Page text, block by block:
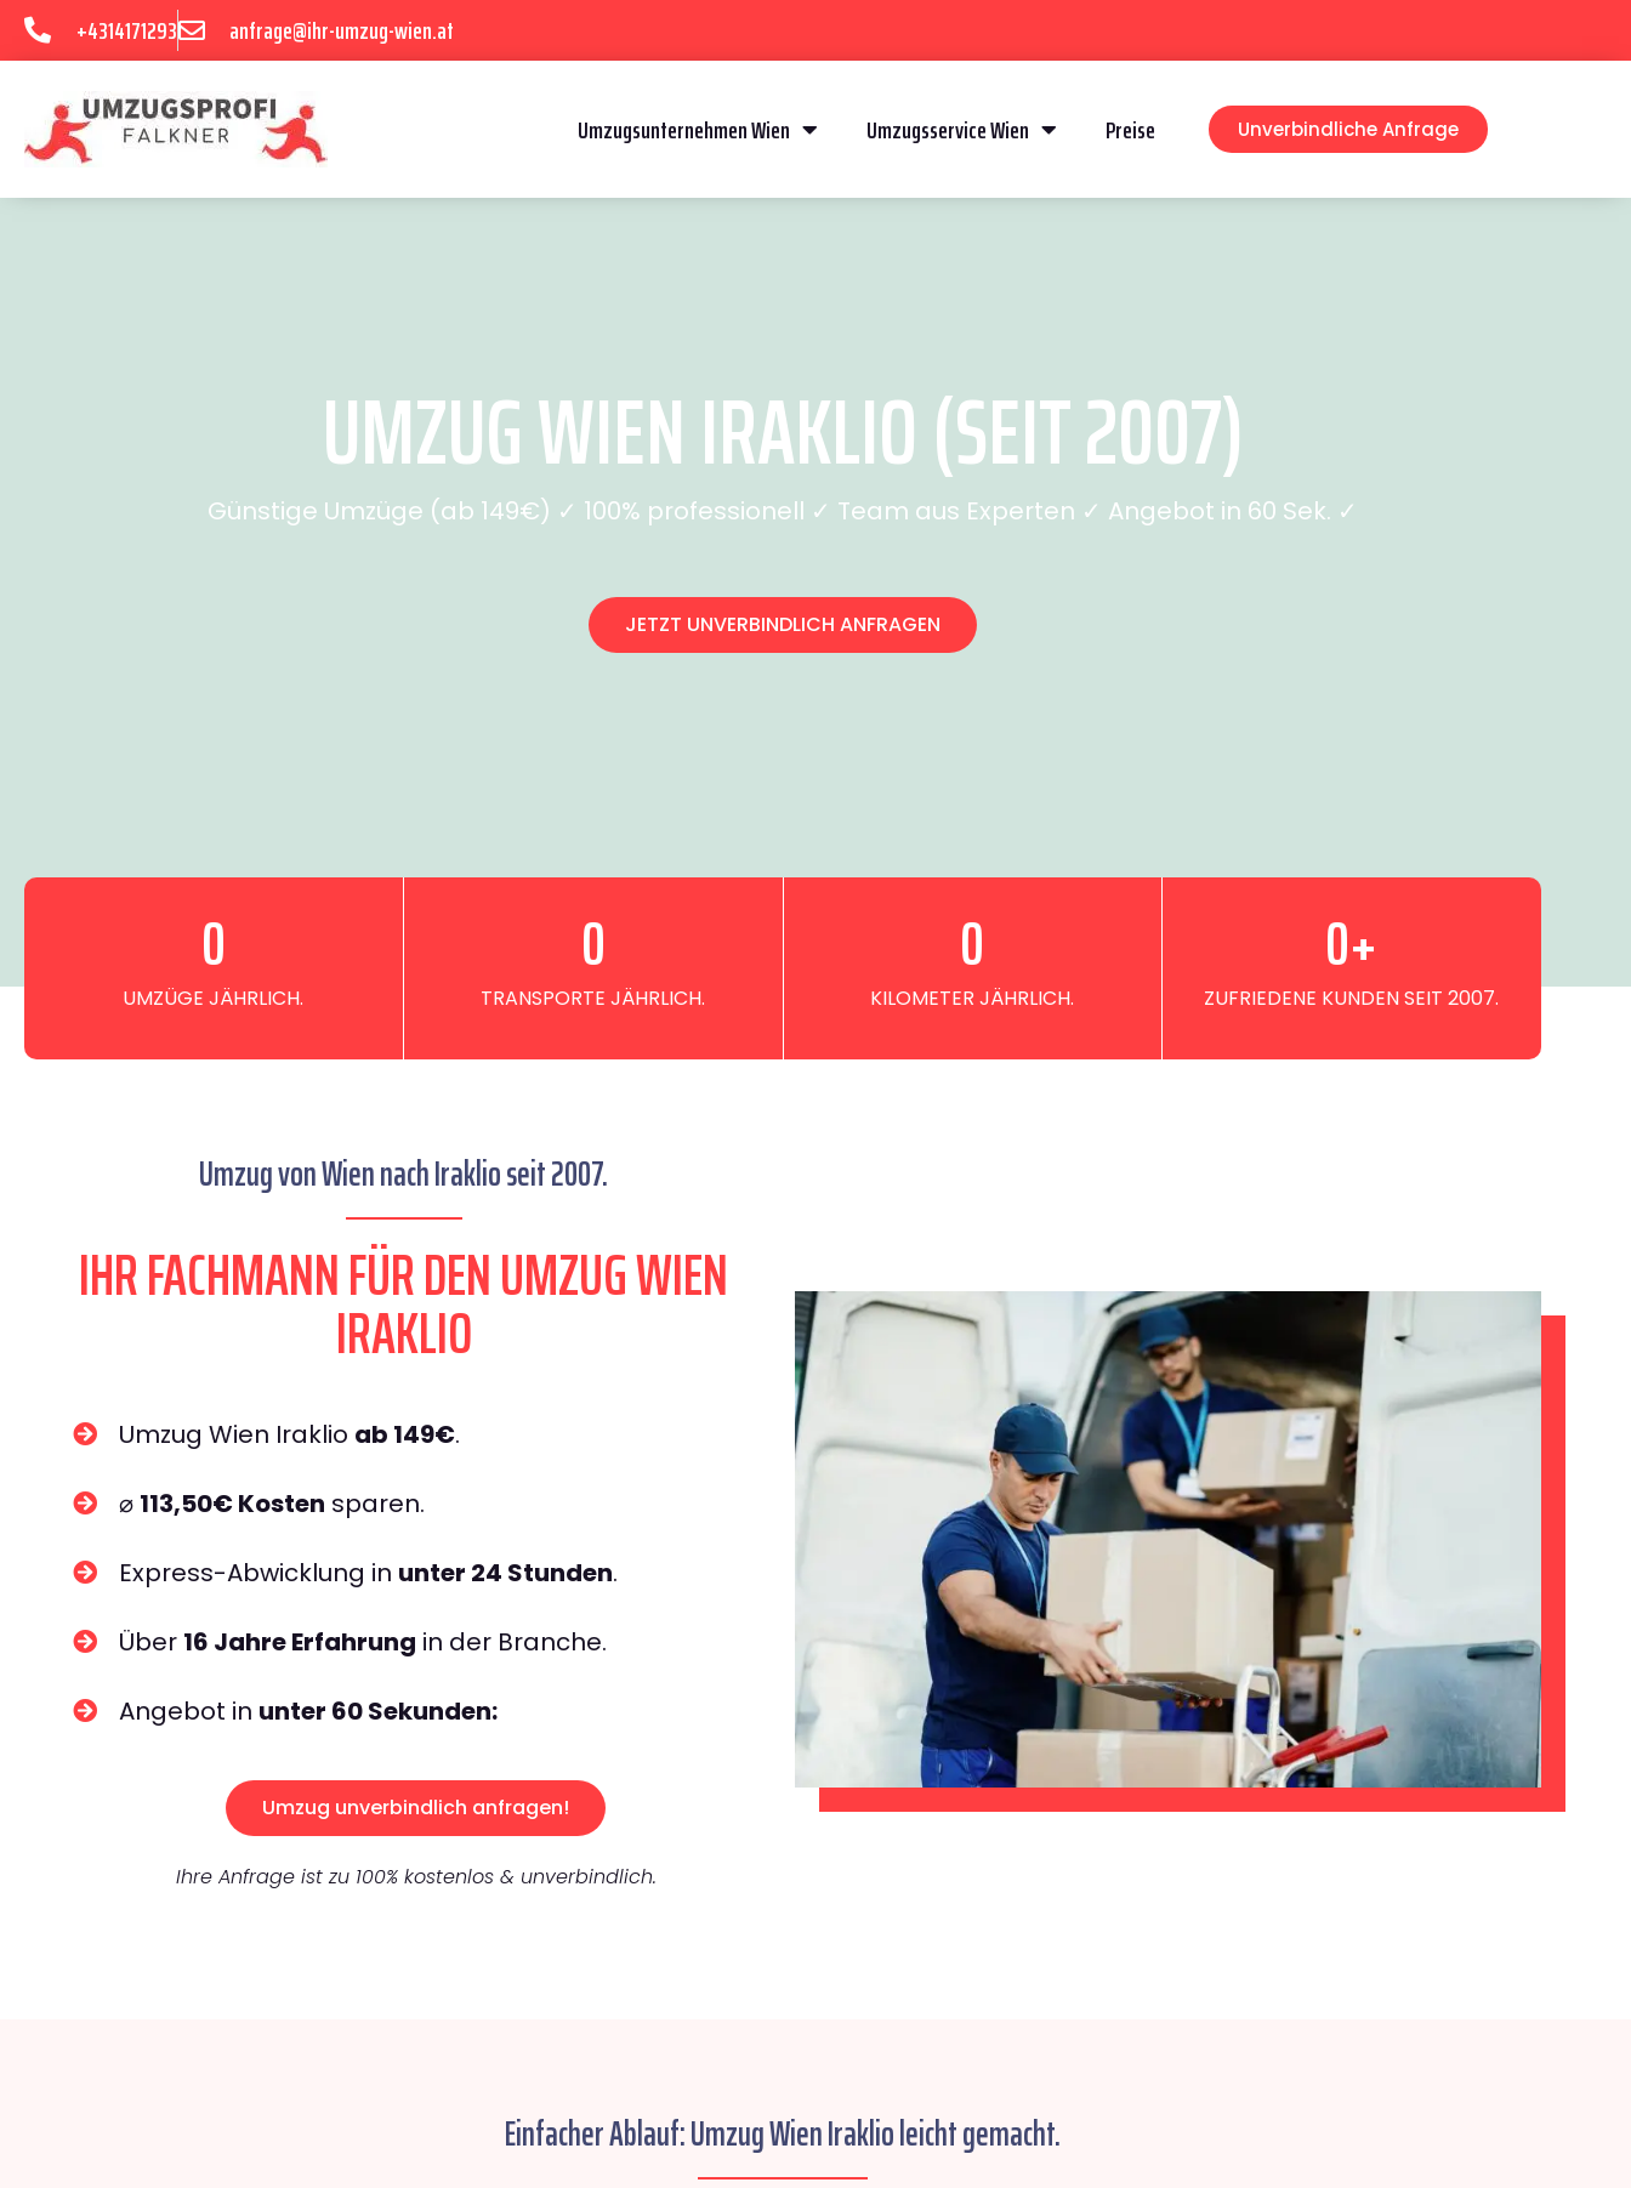
+4314171293 anfrage@ihr-umzug-wien.at
Umzugsunternehmen Wien Umzugsservice Wien Preise Unverbindliche Anfrage
UMZUG WIEN IRAKLIO (SEIT 2007)
Günstige Umzüge (ab 149€) ✓ 100% professionell ✓ Team aus Experten ✓ Angebot in 60 Sek. ✓
JETZT UNVERBINDLICH ANFRAGEN
UMZÜGE JÄHRLICH.
0
TRANSPORTE JÄHRLICH.
0
KILOMETER JÄHRLICH.
0
ZUFRIEDENE KUNDEN SEIT 2007.
0+
Umzug von Wien nach Iraklio seit 2007.
IHR FACHMANN FÜR DEN UMZUG WIEN
IRAKLIO
Umzug Wien Iraklio ab 149€.
⌀ 113,50€ Kosten sparen.
Express-Abwicklung in unter 24 Stunden.
Über 16 Jahre Erfahrung in der Branche.
Angebot in unter 60 Sekunden:
Umzug unverbindlich anfragen!
Ihre Anfrage ist zu 100% kostenlos & unverbindlich.
Einfacher Ablauf: Umzug Wien Iraklio leicht gemacht.